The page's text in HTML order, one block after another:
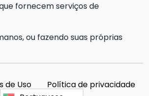
fornecem serviços de
ou fazendo suas próprias
de Uso
Política de privacidade